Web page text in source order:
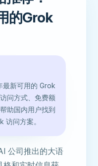
的Grok
最新可用的 Grok
问方式、免费额
助国内用户找到
访问方案。
公司推出的大语